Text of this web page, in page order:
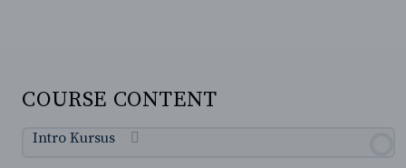
COURSE CONTENT
Intro Kursus